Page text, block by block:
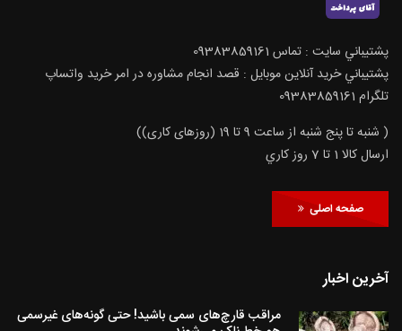
پشتيباني سايت : تماس 09383859161
پشتيباني خريد آنلاين موبايل : قصد انجام مشاوره در امر خرید واتساپ
تلگرام 09383859161
( شنبه تا پنج شنبه از ساعت 9 تا 19 (روزهای کاری))
ارسال كالا 1 تا 7 روز كاري
صفحه اصلی
آخرین اخبار
مراقب قارچ‌های سمی باشید! حتی گونه‌های غیرسمی